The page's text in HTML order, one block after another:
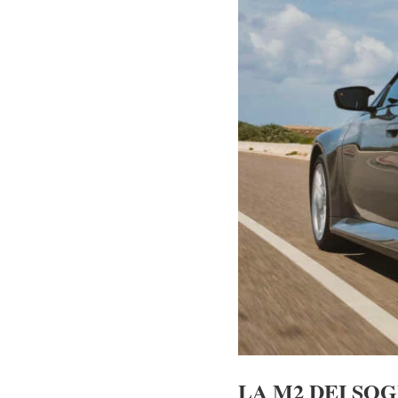
LA M2 DEI